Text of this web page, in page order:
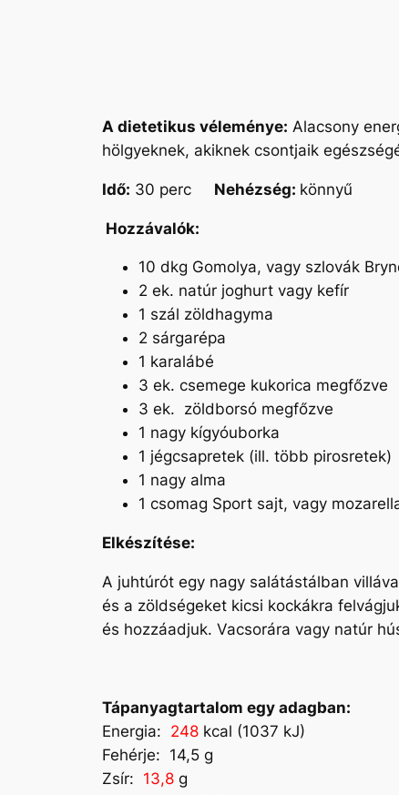
A dietetikus véleménye: Alacsony
hölgyeknek, akiknek csontjaik
Idő: 30 perc Nehézség: könnyű
Hozzávalók:
10 dkg Gomolya, vagy szlovák
2 ek. natúr joghurt vagy kefír
1 szál zöldhagyma
2 sárgarépa
1 karalábé
3 ek. csemege kukorica megfőzve
3 ek. zöldborsó megfőzve
1 nagy kígyóuborka
1 jégcsapretek (ill. több pirosretek)
1 nagy alma
1 csomag Sport sajt, vagy
Elkészítése:
A juhtúrót egy nagy salátástálban
és a zöldségeket kicsi kockákra
és hozzáadjuk. Vacsorára vagy natúr
Tápanyagtartalom egy adagban:
Energia: 248 kcal (1037 kJ)
Fehérje: 14,5 g
Zsír: 13,8 g